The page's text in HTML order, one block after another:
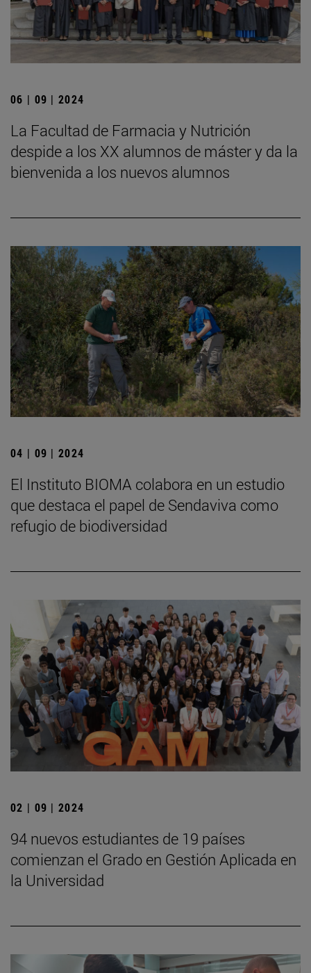
06 | 09 | 2024
La Facultad de Farmacia y Nutrición
despide a los XX alumnos de máster y da la
bienvenida a los nuevos alumnos
04 | 09 | 2024
El Instituto BIOMA colabora en un estudio
que destaca el papel de Sendaviva como
refugio de biodiversidad
02 | 09 | 2024
94 nuevos estudiantes de 19 países
comienzan el Grado en Gestión Aplicada en
la Universidad